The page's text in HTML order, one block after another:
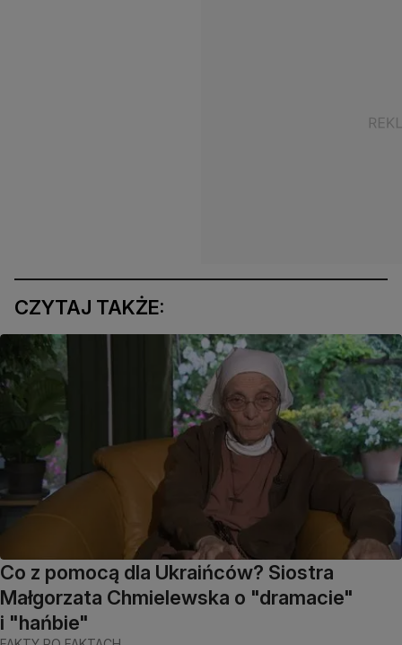
CZYTAJ TAKŻE:
Co z pomocą dla Ukraińców? Siostra
Małgorzata Chmielewska o "dramacie"
i "hańbie"